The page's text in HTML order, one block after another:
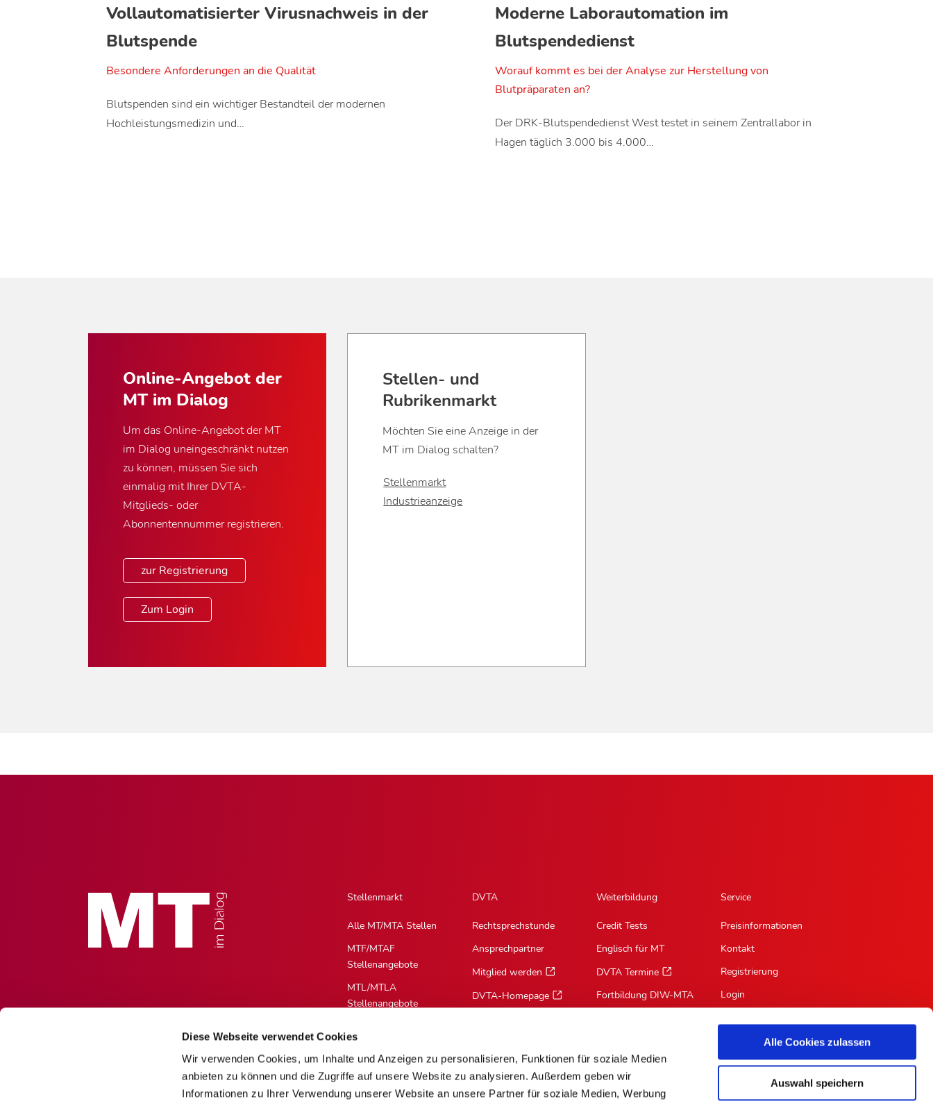
Diese Webseite verwendet Cookies
Wir verwenden Cookies, um Inhalte und Anzeigen zu personalisieren, Funktionen für soziale Medien
anbieten zu können und die Zugriffe auf unsere Website zu analysieren. Außerdem geben wir
Informationen zu Ihrer Verwendung unserer Website an unsere Partner für soziale Medien, Werbung
Alle Cookies zulassen
Auswahl speichern
Vollautomatisierter Virusnachweis in der
Blutspende
Besondere Anforderungen an die Qualität
Blutspenden sind ein wichtiger Bestandteil der modernen
Hochleistungsmedizin und…
Moderne Laborautomation im
Blutspendedienst
Worauf kommt es bei der Analyse zur Herstellung von
Blutpräparaten an?
Der DRK-Blutspendedienst West testet in seinem Zentrallabor in
Hagen täglich 3.000 bis 4.000…
Online-Angebot der
MT im Dialog
Um das Online-Angebot der MT
im Dialog uneingeschränkt nutzen
zu können, müssen Sie sich
einmalig mit Ihrer DVTA-
Mitglieds- oder
Abonnentennummer registrieren.
zur Registrierung
Zum Login
Stellen- und
Rubrikenmarkt
Möchten Sie eine Anzeige in der
MT im Dialog schalten?
Stellenmarkt
Industrieanzeige
Stellenmarkt
Alle MT/MTA Stellen
MTF/MTAF
Stellenangebote
MTL/MTLA
Stellenangebote
Stellenangebote
MTV/VMTA
Stellenangebote
DVTA
Rechtsprechstunde
Ansprechpartner
Mitglied werden
DVTA-Homepage
Weiterbildung
Credit Tests
Englisch für MT
DVTA Termine
Fortbildung DIW-MTA
Service
Preisinformationen
Kontakt
Registrierung
Login
RSS-Feed
Für Autoren